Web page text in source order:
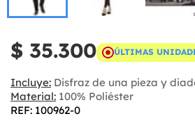
$ 35.300 ÚLTIMAS
Incluye: Disfraz de una pieza y
Material: 100% Poliéster
REF: 100962-0